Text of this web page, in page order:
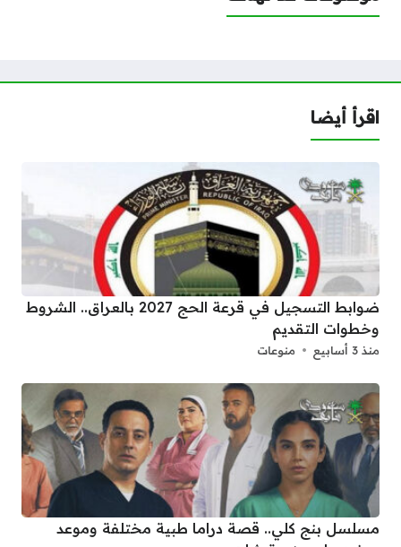
اقرأ أيضا
ضوابط التسجيل في قرعة الحج 2027 بالعراق.. الشروط
وخطوات التقديم
منذ 3 أسابيع منوعات
مسلسل بنج كلي.. قصة دراما طبية مختلفة وموعد